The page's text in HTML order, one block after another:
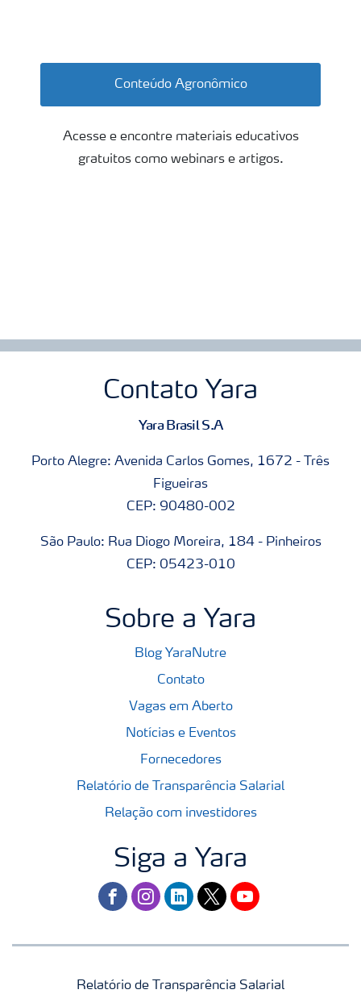
Conteúdo Agronômico
Acesse e encontre materiais educativos
gratuitos como webinars e artigos.
Contato Yara
Yara Brasil S.A
Porto Alegre: Avenida Carlos Gomes, 1672 - Três
Figueiras
CEP: 90480-002
São Paulo: Rua Diogo Moreira, 184 - Pinheiros
CEP: 05423-010
Sobre a Yara
Blog YaraNutre
Contato
Vagas em Aberto
Notícias e Eventos
Fornecedores
Relatório de Transparência Salarial
Relação com investidores
Siga a Yara
facebookinstagram
linkedintwitteryoutube
Relatório de Transparência Salarial